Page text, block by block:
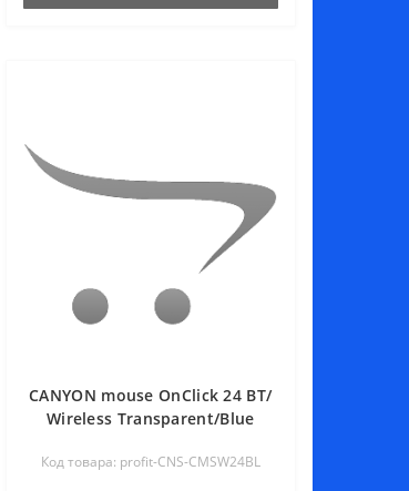
CANYON mouse OnClick 24 BT/
Wireless Transparent/Blue
Код товара: profit-CNS-CMSW24BL